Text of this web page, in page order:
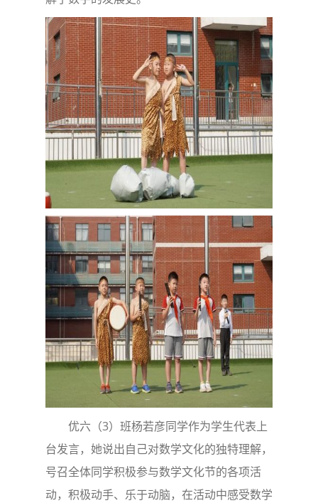
优六（3）班杨若彦同学作为学生代表上
台发言，她说出自己对数学文化的独特理解，
号召全体同学积极参与数学文化节的各项活
动，积极动手、乐于动脑，在活动中感受数学